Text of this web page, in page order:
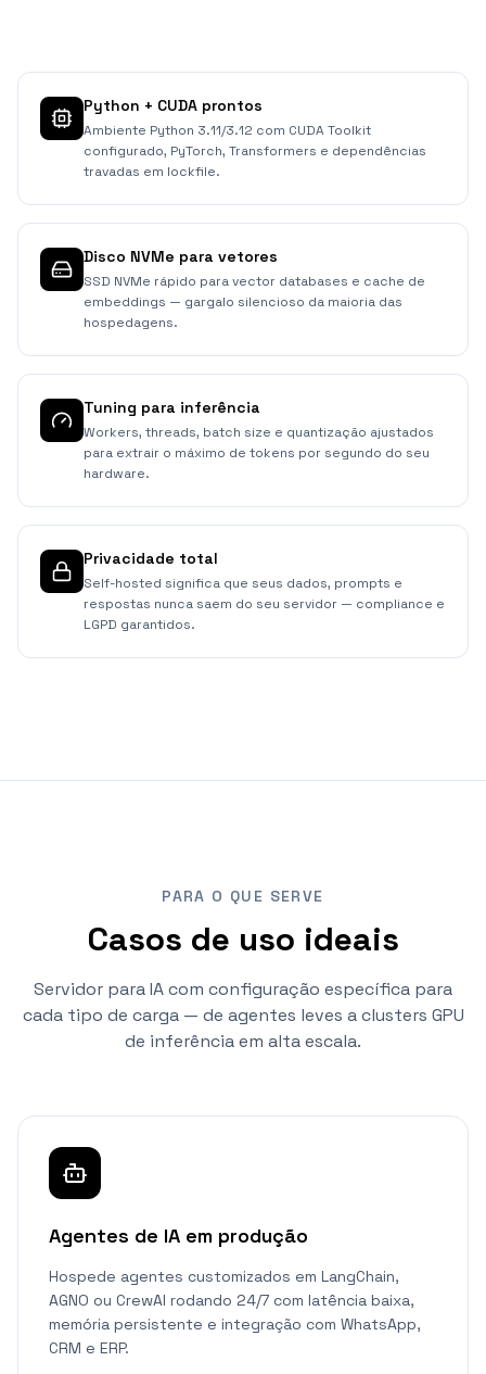
Python + CUDA prontos
Ambiente Python 3.11/3.12 com CUDA Toolkit
configurado, PyTorch, Transformers e dependências
travadas em lockfile.
Disco NVMe para vetores
SSD NVMe rápido para vector databases e cache de
embeddings — gargalo silencioso da maioria das
hospedagens.
Tuning para inferência
Workers, threads, batch size e quantização ajustados
para extrair o máximo de tokens por segundo do seu
hardware.
Privacidade total
Self-hosted significa que seus dados, prompts e
respostas nunca saem do seu servidor — compliance e
LGPD garantidos.
PARA O QUE SERVE
Casos de uso ideais
Servidor para IA com configuração específica para
cada tipo de carga — de agentes leves a clusters GPU
de inferência em alta escala.
Agentes de IA em produção
Hospede agentes customizados em LangChain,
AGNO ou CrewAI rodando 24/7 com latência baixa,
memória persistente e integração com WhatsApp,
CRM e ERP.